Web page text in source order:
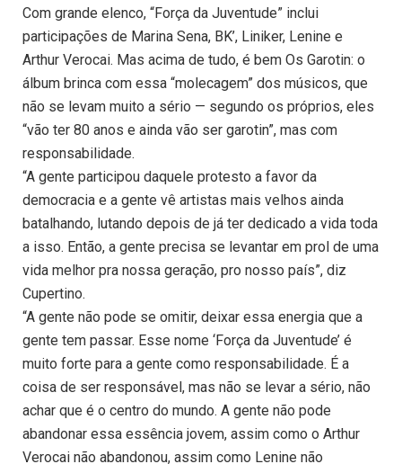
Com grande elenco, “Força da Juventude” inclui
participações de Marina Sena, BK’, Liniker, Lenine e
Arthur Verocai. Mas acima de tudo, é bem Os Garotin: o
álbum brinca com essa “molecagem” dos músicos, que
não se levam muito a sério — segundo os próprios, eles
“vão ter 80 anos e ainda vão ser garotin”, mas com
responsabilidade.
“A gente participou daquele protesto a favor da
democracia e a gente vê artistas mais velhos ainda
batalhando, lutando depois de já ter dedicado a vida toda
a isso. Então, a gente precisa se levantar em prol de uma
vida melhor pra nossa geração, pro nosso país”, diz
Cupertino.
“A gente não pode se omitir, deixar essa energia que a
gente tem passar. Esse nome ‘Força da Juventude’ é
muito forte para a gente como responsabilidade. É a
coisa de ser responsável, mas não se levar a sério, não
achar que é o centro do mundo. A gente não pode
abandonar essa essência jovem, assim como o Arthur
Verocai não abandonou, assim como Lenine não